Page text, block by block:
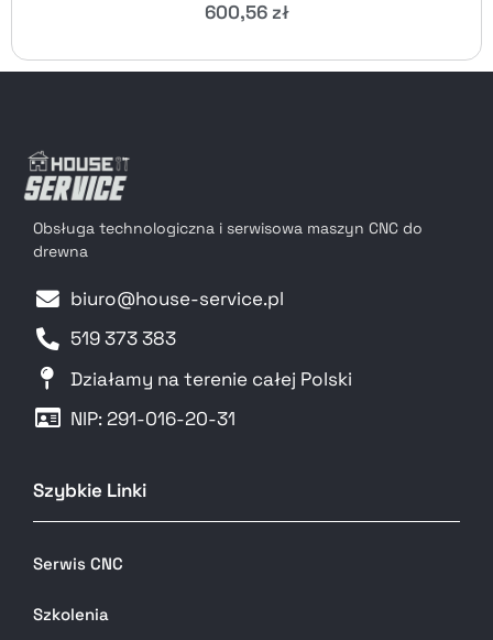
600,56 zł
Obsługa technologiczna i serwisowa maszyn CNC do
drewna
biuro@house-service.pl
519 373 383
Działamy na terenie całej Polski
NIP: 291-016-20-31​
Szybkie Linki
Serwis CNC
Szkolenia